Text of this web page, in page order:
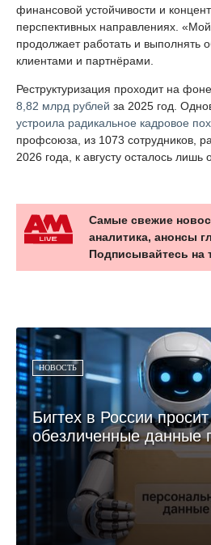
финансовой устойчивости и
перспективных направлениях.
продолжает работать и выполнять
клиентами и партнёрами.
Реструктуризация проходит на
8,82 млрд рублей за 2025 год.
устроила радикальное кадровое
профсоюза, из 1073 сотрудников,
2026 года, к августу осталось лишь
Самые свежие
аналитика, анонсы
Подписывайтесь на
НОВОСТЬ
Бигтех в России
обезличенные данные